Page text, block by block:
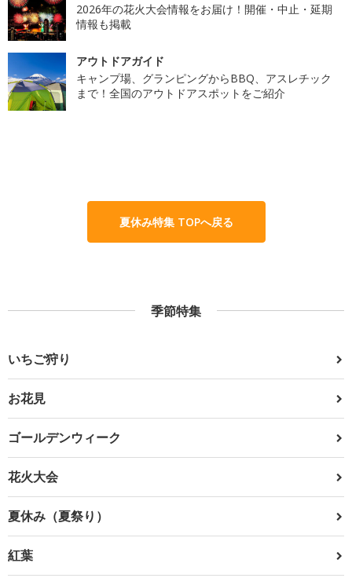
2026年の花火大会情報をお届け！開催・中止・延期
情報も掲載
アウトドアガイド
キャンプ場、グランピングからBBQ、アスレチック
まで！全国のアウトドアスポットをご紹介
夏休み特集 TOPへ戻る
季節特集
いちご狩り
お花見
ゴールデンウィーク
花火大会
夏休み（夏祭り）
紅葉